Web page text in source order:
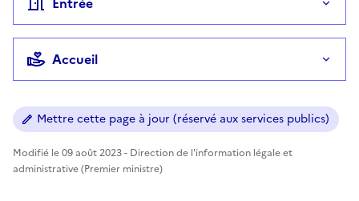
Accueil
Mettre cette page à jour (réservé aux services publics)
Modifié le 09 août 2023 - Direction de l'information légale et
administrative (Premier ministre)